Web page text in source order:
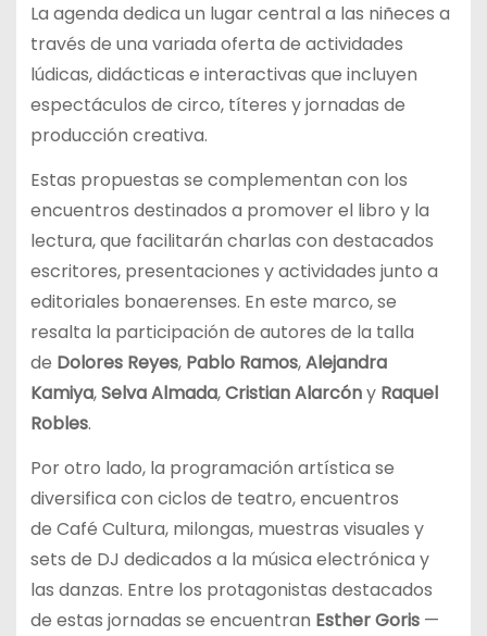
La agenda dedica un lugar central a las niñeces a
través de una variada oferta de actividades
lúdicas, didácticas e interactivas que incluyen
espectáculos de circo, títeres y jornadas de
producción creativa.
Estas propuestas se complementan con los
encuentros destinados a promover el libro y la
lectura, que facilitarán charlas con destacados
escritores, presentaciones y actividades junto a
editoriales bonaerenses. En este marco, se
resalta la participación de autores de la talla
de Dolores Reyes, Pablo Ramos,Alejandra
Kamiya,Selva Almada,Cristian Alarcóny Raquel
Robles.
Por otro lado, la programación artística se
diversifica con ciclos de teatro, encuentros
de Café Cultura, milongas, muestras visuales y
sets de DJ dedicados a la música electrónica y
las danzas. Entre los protagonistas destacados
de estas jornadas se encuentran Esther Goris—